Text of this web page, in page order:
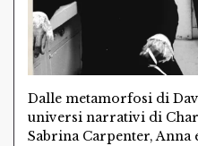
Dalle metamorfosi di
universi narrativi di
Sabrina Carpenter, Anna